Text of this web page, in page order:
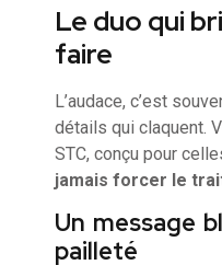
Le duo qui
faire
L’audace, c’est
détails qui claquent.
STC, conçu pour
jamais forcer le
Un message
pailleté